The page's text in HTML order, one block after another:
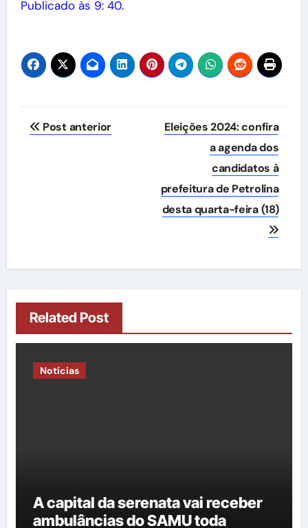
Publicado às 9: 40.
Navegação
Post anterior
Eleições 2024: confira
a agenda dos
candidatos à
prefeitura de Petrolina
desta quarta-feira (18)
Related Post
Notícias
A capital da serenata vai receber
ambulâncias do SAMU toda